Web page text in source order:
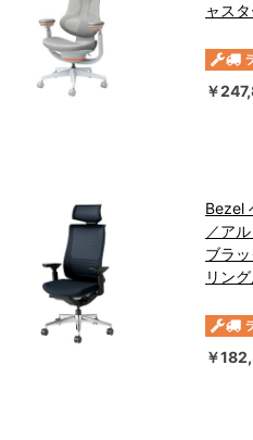
ャス
￥
Bezel
／ア
ブラ
リン
￥